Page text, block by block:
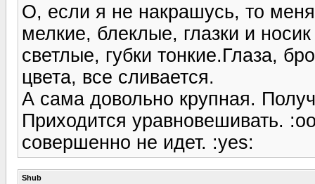
О, если я не накрашусь, то
мелкие, блеклые, глазки и
светлые, губки тонкие.Глаза,
цвета, все сливается.
А сама довольно крупная.
Приходится уравновешивать.
совершенно не идет. :yes:
Shub